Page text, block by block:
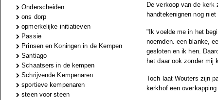
Onderscheiden
ons dorp
opmerkelijke initiatieven
Passie
Prinsen en Koningen in de Kempen
Santiago
Schaatsers in de kempen
Schrijvende Kempenaren
sportieve kempenaren
steen voor steen
De verkoop van de kerk
handtekenignen nog
"Ik voelde me in het
noemden. een blanke,
gesloten en ik hen.
het daar ook zonder mij
Toch laat Wouters zijn
kerkhof een